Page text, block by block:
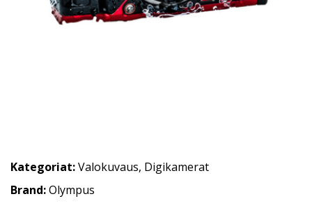
Kategoriat:Valokuvaus, Digikamerat
Brand:Olympus